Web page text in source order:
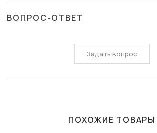
ВОПРОС-ОТВЕТ
Задать вопрос
ПОХОЖИЕ ТОВАРЫ